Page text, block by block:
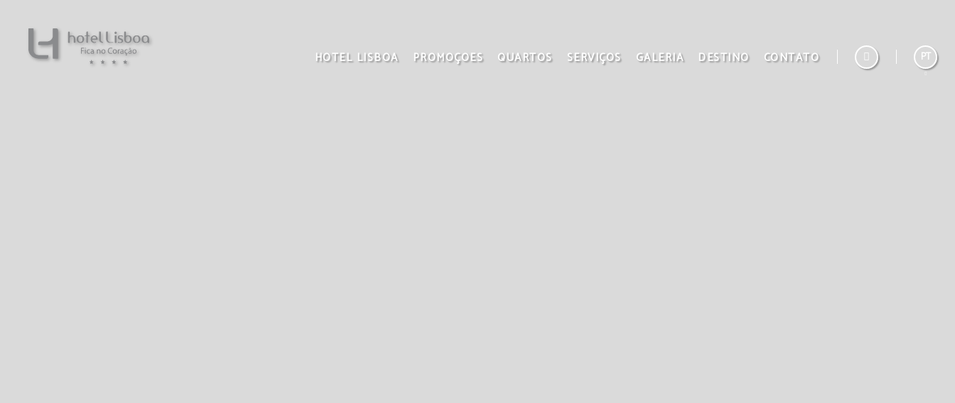
HOTEL LISBOA PROMOÇOES QUARTOS SERVIÇOS GALERIA DESTINO CONTATO PT